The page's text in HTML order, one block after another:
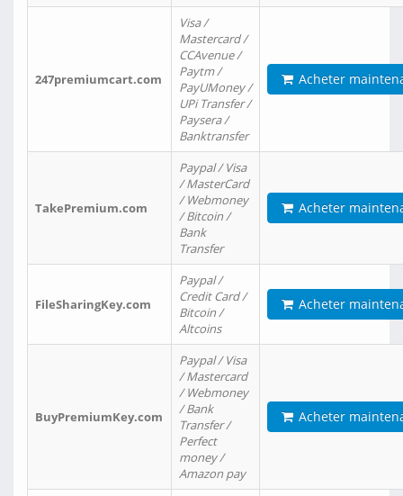
247premiumcart.com
Visa /
Mastercard /
CCAvenue /
Paytm /
PayUMoney /
UPi Transfer /
Paysera /
Banktransfer
Acheter
TakePremium.com
Paypal / Visa
/ MasterCard
/ Webmoney
/ Bitcoin /
Bank
Transfer
Acheter
FileSharingKey.com
Paypal /
Credit Card /
Bitcoin /
Altcoins
Acheter
BuyPremiumKey.com
Paypal / Visa
/ Mastercard
/ Webmoney
/ Bank
Transfer /
Perfect
money /
Amazon pay
Acheter